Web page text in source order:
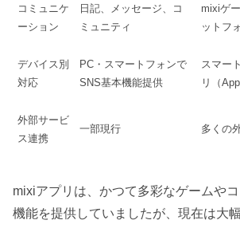
コミュニケ
ーション
日記、メッセージ、コ
ミュニティ
mixiゲ
ットフ
デバイス別
対応
PC・スマートフォンで
SNS基本機能提供
スマー
リ（
外部サービ
ス連携
一部現行 多くの
mixiアプリは、かつて多彩なゲームや
機能を提供していましたが、現在は大